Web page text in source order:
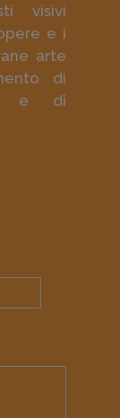
visivi
e i
arte
di
e di